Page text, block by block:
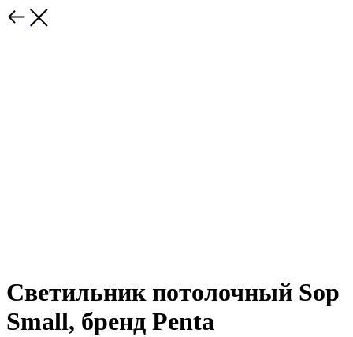
Светильник потолочный Sop
Small, бренд Penta